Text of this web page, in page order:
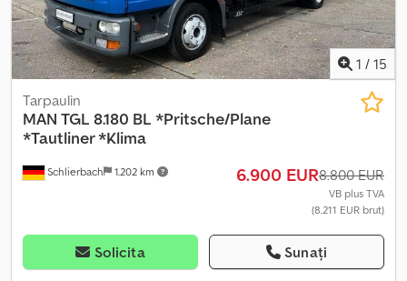
1 / 15
Schlierbach 1.202 km
Tarpaulin
MAN TGL 8.180 BL *Pritsche/Plane
*Tautliner *Klima
6.900 EUR8.800 EUR
VB plus TVA
(8.211 EUR brut)
Solicita Sunați